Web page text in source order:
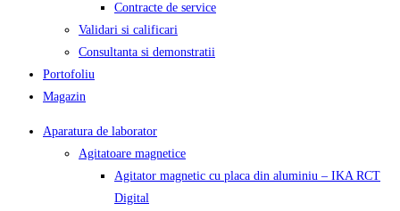
Contracte de service
Validari si calificari
Consultanta si demonstratii
Portofoliu
Magazin
Aparatura de laborator
Agitatoare magnetice
Agitator magnetic cu placa din aluminiu – IKA RCT
Digital